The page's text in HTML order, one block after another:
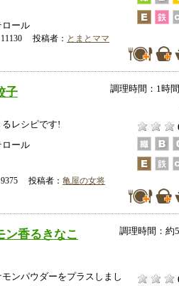
ロール
投稿者： とまとママ
子
調理時間：1時
レシピです!
ロール
投稿者： 亀屋の女将
香るきなこ
調理時間：約
ンパウダーをプラスしまし